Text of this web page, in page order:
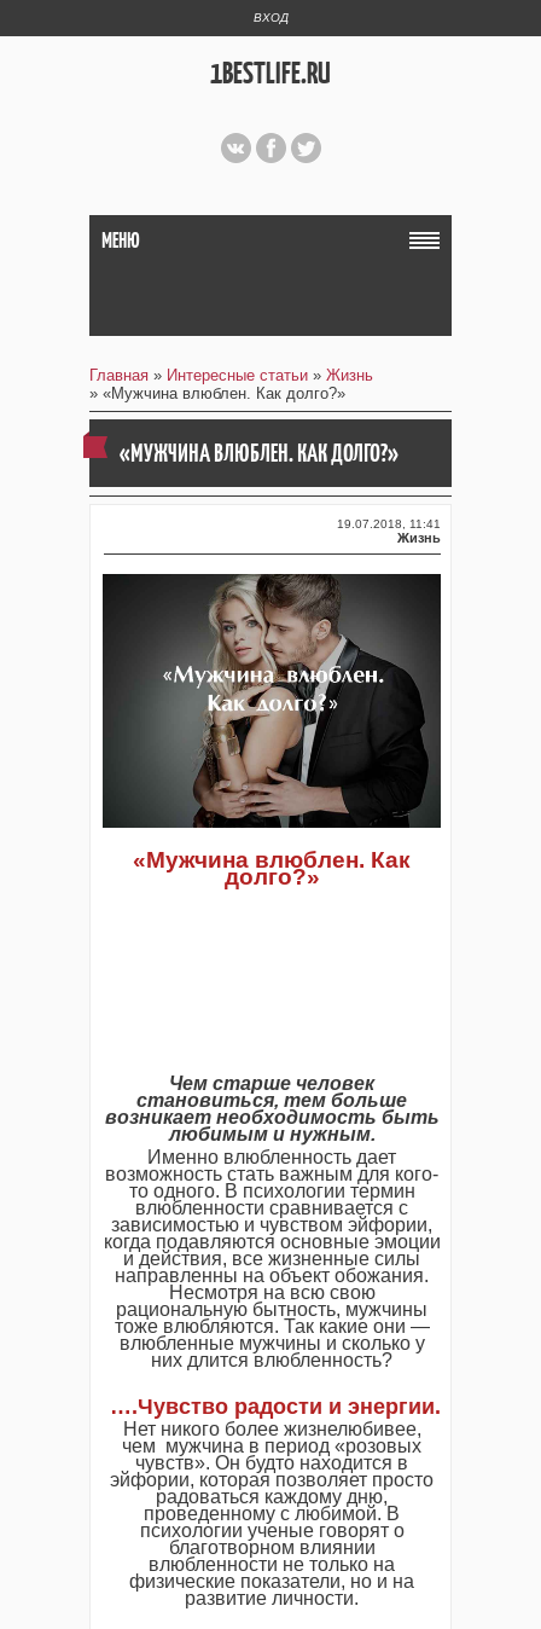
ВХОД
1BESTLIFE.RU
МЕНЮ
Главная » Интересные статьи » Жизнь
» «Мужчина влюблен. Как долго?»
«МУЖЧИНА ВЛЮБЛЕН. КАК ДОЛГО?»
19.07.2018, 11:41
Жизнь
«Мужчина влюблен. Как
долго?»
Чем старше человек
становиться, тем больше
возникает необходимость быть
любимым и нужным.
Именно влюбленность дает
возможность стать важным для кого-
то одного. В психологии термин
влюбленности сравнивается с
зависимостью и чувством эйфории,
когда подавляются основные эмоции
и действия, все жизненные силы
направленны на объект обожания.
Несмотря на всю свою
рациональную бытность, мужчины
тоже влюбляются. Так какие они —
влюбленные мужчины и сколько у
них длится влюбленность?
….Чувство радости и энергии.
Нет никого более жизнелюбивее,
чем мужчина в период «розовых
чувств». Он будто находится в
эйфории, которая позволяет просто
радоваться каждому дню,
проведенному с любимой. В
психологии ученые говорят о
благотворном влиянии
влюбленности не только на
физические показатели, но и на
развитие личности.